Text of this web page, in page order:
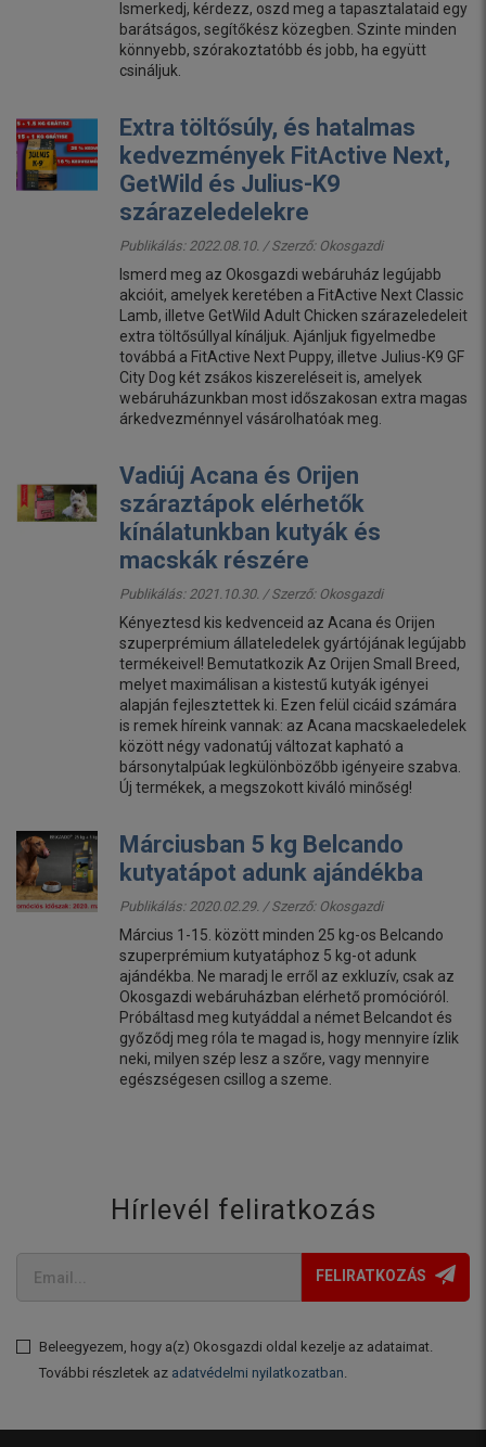
Ismerkedj, kérdezz, oszd meg a tapasztalataid egy
barátságos, segítőkész közegben. Szinte minden
könnyebb, szórakoztatóbb és jobb, ha együtt
csináljuk.
Extra töltősúly, és hatalmas
kedvezmények FitActive Next,
GetWild és Julius-K9
szárazeledelekre
Publikálás: 2022.08.10. / Szerző: Okosgazdi
Ismerd meg az Okosgazdi webáruház legújabb
akcióit, amelyek keretében a FitActive Next Classic
Lamb, illetve GetWild Adult Chicken szárazeledeleit
extra töltősúllyal kínáljuk. Ajánljuk figyelmedbe
továbbá a FitActive Next Puppy, illetve Julius-K9 GF
City Dog két zsákos kiszereléseit is, amelyek
webáruházunkban most időszakosan extra magas
árkedvezménnyel vásárolhatóak meg.
Vadiúj Acana és Orijen
száraztápok elérhetők
kínálatunkban kutyák és
macskák részére
Publikálás: 2021.10.30. / Szerző: Okosgazdi
Kényeztesd kis kedvenceid az Acana és Orijen
szuperprémium állateledelek gyártójának legújabb
termékeivel! Bemutatkozik Az Orijen Small Breed,
melyet maximálisan a kistestű kutyák igényei
alapján fejlesztettek ki. Ezen felül cicáid számára
is remek híreink vannak: az Acana macskaeledelek
között négy vadonatúj változat kapható a
bársonytalpúak legkülönbözőbb igényeire szabva.
Új termékek, a megszokott kiváló minőség!
Márciusban 5 kg Belcando
kutyatápot adunk ajándékba
Publikálás: 2020.02.29. / Szerző: Okosgazdi
Március 1-15. között minden 25 kg-os Belcando
szuperprémium kutyatáphoz 5 kg-ot adunk
ajándékba. Ne maradj le erről az exkluzív, csak az
Okosgazdi webáruházban elérhető promócióról.
Próbáltasd meg kutyáddal a német Belcandot és
győződj meg róla te magad is, hogy mennyire ízlik
neki, milyen szép lesz a szőre, vagy mennyire
egészségesen csillog a szeme.
Hírlevél feliratkozás
FELIRATKOZÁS
Beleegyezem, hogy a(z) Okosgazdi oldal kezelje az adataimat.
További részletek az adatvédelmi nyilatkozatban.